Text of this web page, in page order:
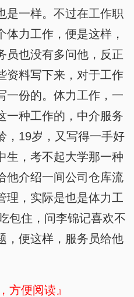
是一样。不过在工作职
力工作，便是这样，
员也没有多问他，反正
资料写下来，对于工作
一份的。体力工作，一
一种工作的，中介服务
，19岁，又写得一手好
生，考不起大学那一种
他介绍一间公司仓库流
理，实际是也是体力工
包住，问李锦记喜欢不
，便这样，服务员给他
方便阅读』